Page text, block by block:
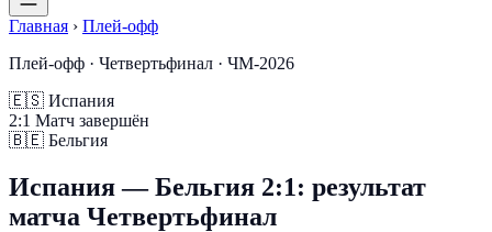
Главная › Плей-офф
Плей-офф · Четвертьфинал · ЧМ-2026
🇪🇸 Испания
2:1 Матч завершён
🇧🇪 Бельгия
Испания — Бельгия 2:1: результат
матча Четвертьфинал